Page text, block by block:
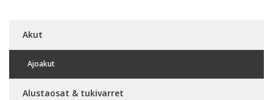
Akut
Ajoakut
Alustaosat & tukivarret